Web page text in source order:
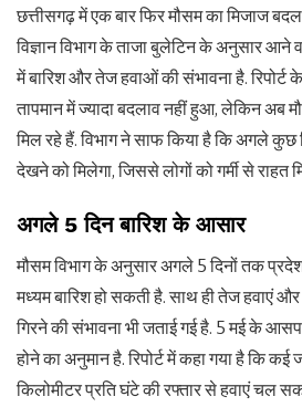
छत्तीसगढ़ में एक बार फिर मौसम का मिजाज
विज्ञान विभाग के ताजा बुलेटिन के अनुसार आने
में बारिश और तेज हवाओं की संभावना है. रिपोर्ट
तापमान में ज्यादा बदलाव नहीं हुआ, लेकिन
मिल रहे हैं. विभाग ने साफ किया है कि अगले कुछ
देखने को मिलेगा, जिससे लोगों को गर्मी से राहत
अगले 5 दिन बारिश के आसार
मौसम विभाग के अनुसार अगले 5 दिनों तक
मध्यम बारिश हो सकती है. साथ ही तेज हवाएं
गिरने की संभावना भी जताई गई है. 5 मई के
होने का अनुमान है. रिपोर्ट में कहा गया है कि
किलोमीटर प्रति घंटे की रफ्तार से हवाएं चल